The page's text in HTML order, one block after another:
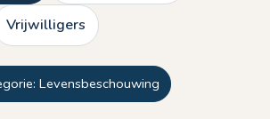
Vrijwilligers
Levensbeschouwing